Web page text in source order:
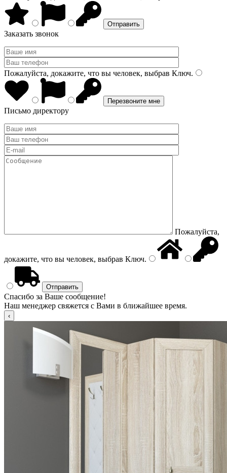
Заказать звонок
Пожалуйста, докажите, что вы человек, выбрав Ключ.
Письмо директору
Пожалуйста,
докажите, что вы человек, выбрав Ключ.
Спасибо за Ваше сообщение!
Наш менеджер свяжется с Вами в ближайшее время.